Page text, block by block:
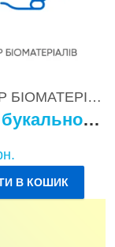
0. ЗАБІР БІОМАТЕРІАЛІВ
Забір букального епітелію
В КОШИК